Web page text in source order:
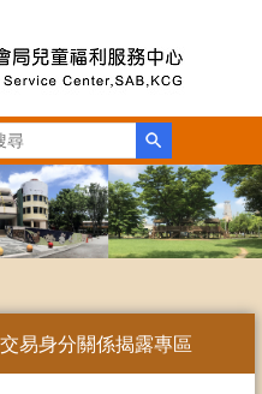
搜尋
易身分關係揭露專區